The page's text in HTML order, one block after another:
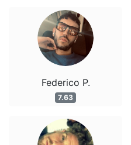
Federico P.
7.63